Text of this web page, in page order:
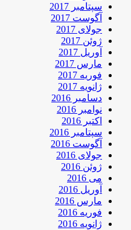
سپتامبر 2017
آگوست 2017
جولای 2017
ژوئن 2017
آوریل 2017
مارس 2017
فوریه 2017
ژانویه 2017
دسامبر 2016
نوامبر 2016
اکتبر 2016
سپتامبر 2016
آگوست 2016
جولای 2016
ژوئن 2016
می 2016
آوریل 2016
مارس 2016
فوریه 2016
ژانویه 2016